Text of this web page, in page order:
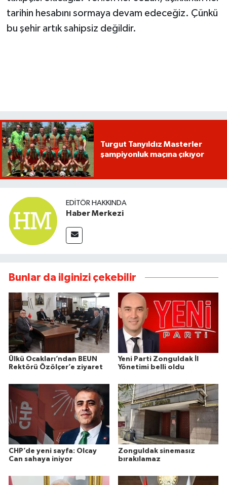
tarihin hesabını sormaya devam edeceğiz. Çünkü
bu şehir artık sahipsiz değildir.
Turgut Tanyıldız Masterler
şampiyonluk maçına çıkıyor
EDITÖR HAKKINDA
Haber Merkezi
Bunlar da ilginizi çekebilir
Ülkü Ocakları’ndan BEUN
Rektörü Özölçer’e ziyaret
Yeni Parti Zonguldak İl
Yönetimi belli oldu
CHP’de yeni sayfa: Olcay
Can sahaya iniyor
Zonguldak sinemasız
bırakılamaz